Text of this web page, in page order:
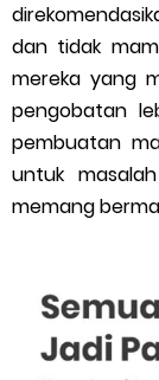
DNS Server
Server Gojek
dan tidak
mereka yang
pengobatan
pembuatan
untuk
memang